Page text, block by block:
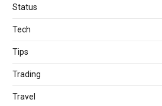
Status
Tech
Tips
Trading
Travel